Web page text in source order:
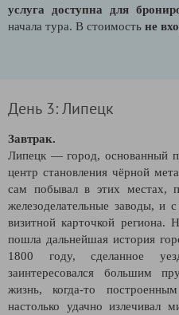
услуга доступна для
начала тура. В стоимость не
День 3: Липецк
Завтрак.
Липецк — город, основанный
центр становления чёрной
сам побывал в этих местах,
железоделательные заводы, и
визитной карточкой
пошла дальнейшая история
1800 году, сделанное
заинтересовался большим
жизнь, когда-то
настолько удачно излечивал